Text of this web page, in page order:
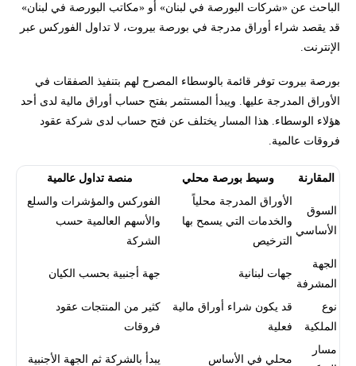
الباحث عن «شركات البورصة في لبنان» أو «مكاتب البورصة في لبنان»
قد يقصد شراء أوراق مدرجة في بورصة بيروت، لا تداول الفوركس عبر
الإنترنت.
بورصة بيروت توفر قائمة بالوسطاء المصرح لهم بتنفيذ الصفقات في
الأوراق المدرجة عليها. ويبدأ المستثمر بفتح حساب أوراق مالية لدى أحد
هؤلاء الوسطاء. هذا المسار يختلف عن فتح حساب لدى شركة عقود
فروقات عالمية.
المقارنة وسيط بورصة محلي منصة تداول عالمية
السوق
الأساسي
الأوراق المدرجة محلياً
والخدمات التي يسمح بها
الترخيص
الفوركس والمؤشرات والسلع
والأسهم العالمية حسب
الشركة
الجهة
المشرفة
جهات لبنانية جهة أجنبية بحسب الكيان
نوع
الملكية
قد يكون شراء أوراق مالية
فعلية
كثير من المنتجات عقود
فروقات
مسار
محلي في الأساس يبدأ بالشركة ثم الجهة الأجنبية